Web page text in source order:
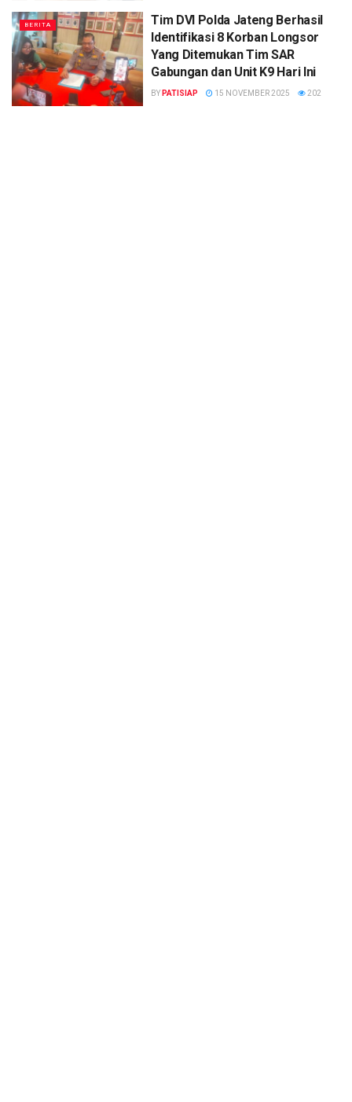
BERITA
Tim DVI Polda Jateng Berhasil
Identifikasi 8 Korban Longsor
Yang Ditemukan Tim SAR
Gabungan dan Unit K9 Hari Ini
BY PATISIAP 15 NOVEMBER 2025 202